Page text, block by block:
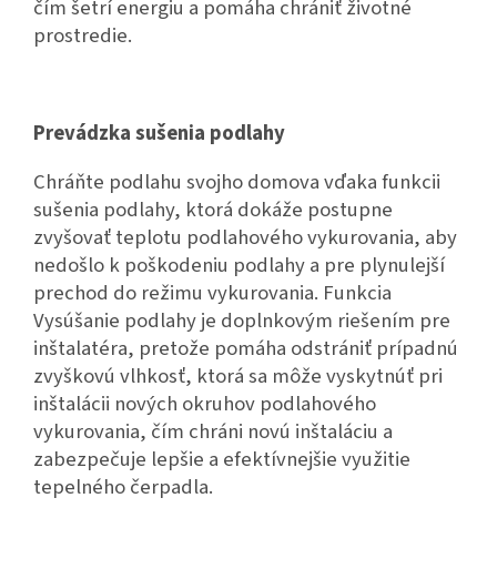
čím šetrí energiu a pomáha chrániť životné
prostredie.
Prevádzka sušenia podlahy
Chráňte podlahu svojho domova vďaka funkcii
sušenia podlahy, ktorá dokáže postupne
zvyšovať teplotu podlahového vykurovania, aby
nedošlo k poškodeniu podlahy a pre plynulejší
prechod do režimu vykurovania. Funkcia
Vysúšanie podlahy je doplnkovým riešením pre
inštalatéra, pretože pomáha odstrániť prípadnú
zvyškovú vlhkosť, ktorá sa môže vyskytnúť pri
inštalácii nových okruhov podlahového
vykurovania, čím chráni novú inštaláciu a
zabezpečuje lepšie a efektívnejšie využitie
tepelného čerpadla.